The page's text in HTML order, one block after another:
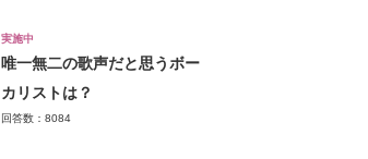
実施中
唯一無二の歌声だと思うボー
カリストは？
回答数：8084